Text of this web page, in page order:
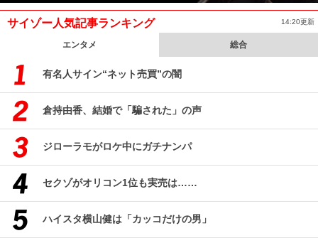
サイゾー人気記事ランキング 14:20更新
エンタメ 総合
有名人サイン“ネット売買”の闇
倉持由香、結婚で「騙された」の声
ジローラモがロケ中にガチナンパ
セクゾがオリコン1位も実売は……
ハイスタ横山健は「カッコだけの男」